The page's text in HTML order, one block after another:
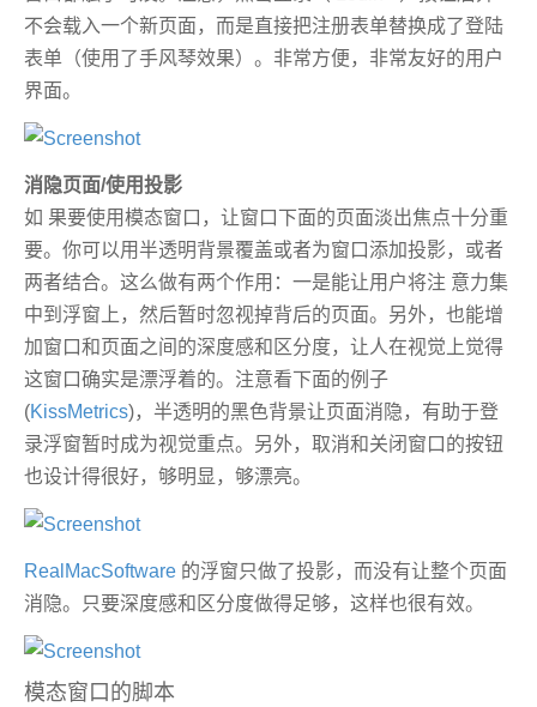
不会载入一个新页面，而是直接把注册表单替换成了登陆
表单（使用了手风琴效果）。非常方便，非常友好的用户
界面。
消隐页面/使用投影
如 果要使用模态窗口，让窗口下面的页面淡出焦点十分重
要。你可以用半透明背景覆盖或者为窗口添加投影，或者
两者结合。这么做有两个作用：一是能让用户将注 意力集
中到浮窗上，然后暂时忽视掉背后的页面。另外，也能增
加窗口和页面之间的深度感和区分度，让人在视觉上觉得
这窗口确实是漂浮着的。注意看下面的例子
(KissMetrics)，半透明的黑色背景让页面消隐，有助于登
录浮窗暂时成为视觉重点。另外，取消和关闭窗口的按钮
也设计得很好，够明显，够漂亮。
RealMacSoftware 的浮窗只做了投影，而没有让整个页面
消隐。只要深度感和区分度做得足够，这样也很有效。
模态窗口的脚本